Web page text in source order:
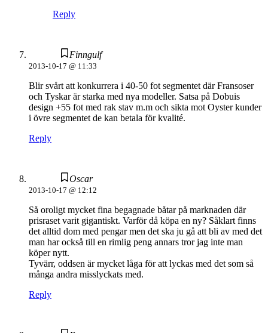
Reply
Finngulf
2013-10-17 @ 11:33
Blir svårt att konkurrera i 40-50 fot segmentet där Fransoser
och Tyskar är starka med nya modeller. Satsa på Dobuis
design +55 fot med rak stav m.m och sikta mot Oyster kunder
i övre segmentet de kan betala för kvalité.
Reply
Oscar
2013-10-17 @ 12:12
Så oroligt mycket fina begagnade båtar på marknaden där
prisraset varit gigantiskt. Varför då köpa en ny? Såklart finns
det alltid dom med pengar men det ska ju gå att bli av med det
man har också till en rimlig peng annars tror jag inte man
köper nytt.
Tyvärr, oddsen är mycket låga för att lyckas med det som så
många andra misslyckats med.
Reply